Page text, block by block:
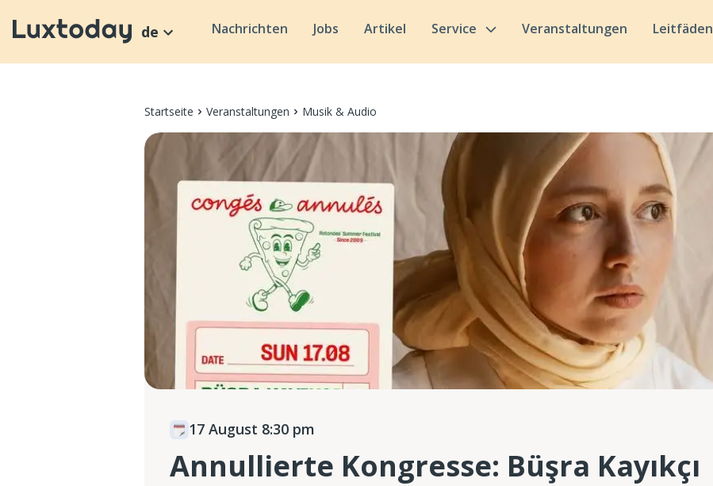
de Nachrichten Jobs Artikel Service Veranstaltungen Leitfäden
Startseite Veranstaltungen Musik & Audio
17 August 8:30 pm
Annullierte Kongresse: Büşra Kayıkçı